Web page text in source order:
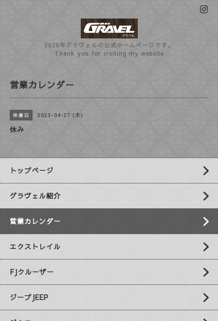
2026年グラヴェルの公式ホームぺージです。
Thank you for visiting my website
営業カレンダー
休業日 2023-04-27 (木)
休み
トップページ
グラヴェル紹介
営業カレンダー
エクストレイル
FJクルーザー
ジープJEEP